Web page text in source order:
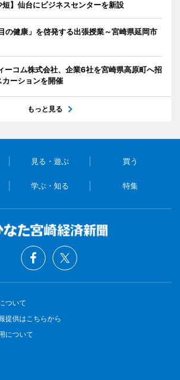
短】仙台にビジネスセンターを新設
の健康」を啓発する出張授業～宮崎県延岡市
ーコム株式会社、企業6社を宮崎県高原町へ招
ーションを開催
もっと見る
見る・遊ぶ 買う
学ぶ・知る 特集
ついて
提供はこちらから
について